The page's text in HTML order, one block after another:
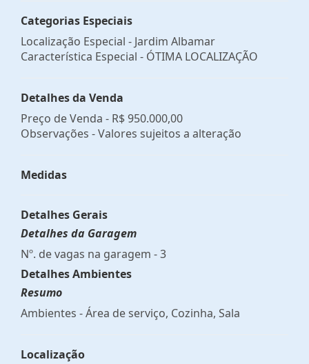
Categorias Especiais
Localização Especial - Jardim Albamar
Característica Especial - ÓTIMA LOCALIZAÇÃO
Detalhes da Venda
Preço de Venda - R$ 950.000,00
Observações - Valores sujeitos a alteração
Medidas
Detalhes Gerais
Detalhes da Garagem
Nº. de vagas na garagem - 3
Detalhes Ambientes
Resumo
Ambientes - Área de serviço, Cozinha, Sala
Localização